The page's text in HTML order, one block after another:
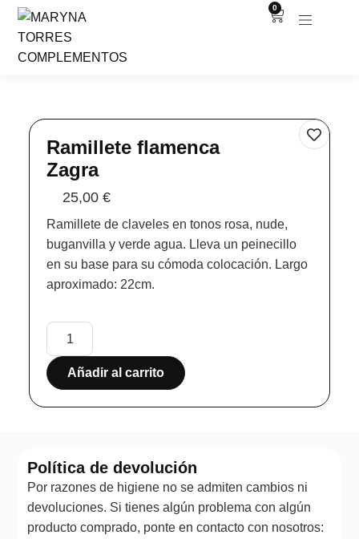
0
Ramillete flamenca
Zagra
25,00€
Ramillete de claveles en tonos rosa, nude,
buganvilla y verde agua. Lleva un peinecillo
en su base para su cómoda colocación. Largo
aproximado: 22cm.
Añadir al carrito
Política de devolución
Por razones de higiene no se admiten cambios ni
devoluciones. Si tienes algún problema con algún
producto comprado, ponte en contacto con nosotros: